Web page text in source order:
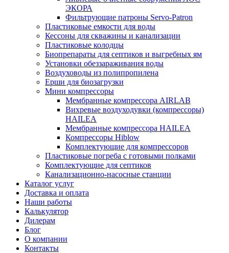
ЭКОРА
Фильтрующие патроны Servo-Patron
Пластиковые емкости для воды
Кессоны для скважины и канализации
Пластиковые колодцы
Биопрепараты для септиков и выгребных ям
Установки обеззараживания воды
Воздуховоды из полипропилена
Ерши для биозагрузки
Мини компрессоры
Мембранные компрессора AIRLAB
Вихревые воздуходувки (компрессоры)
HAILEA
Мембранные компрессора HAILEA
Компрессоры Hiblow
Комплектующие для компрессоров
Пластиковые погреба с готовыми полками
Комплектующие для септиков
Канализационно-насосные станции
Каталог услуг
Доставка и оплата
Наши работы
Калькулятор
Дилерам
Блог
О компании
Контакты